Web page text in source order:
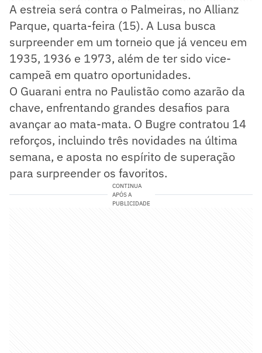
A estreia será contra o Palmeiras, no Allianz
Parque, quarta-feira (15). A Lusa busca
surpreender em um torneio que já venceu em
1935, 1936 e 1973, além de ter sido vice-
campeã em quatro oportunidades.
O Guarani entra no Paulistão como azarão da
chave, enfrentando grandes desafios para
avançar ao mata-mata. O Bugre contratou 14
reforços, incluindo três novidades na última
semana, e aposta no espírito de superação
para surpreender os favoritos.
CONTINUA
APÓS A
PUBLICIDADE